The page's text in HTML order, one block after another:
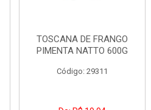
TOSCANA DE FRANGO
PIMENTA NATTO 600G
Código: 29311